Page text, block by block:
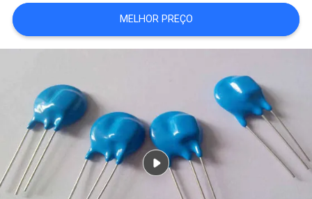
PEÇA
UMAS
MAPA
DO
SITE
MELHOR PREÇO